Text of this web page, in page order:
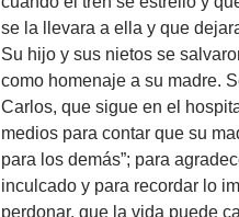
se la llevara a ella y que
Su hijo y sus nietos se
como homenaje a su madre.
Carlos, que sigue en el
medios para contar que su
para los demás”; para
inculcado y para recordar lo
perdonar, que la vida puede